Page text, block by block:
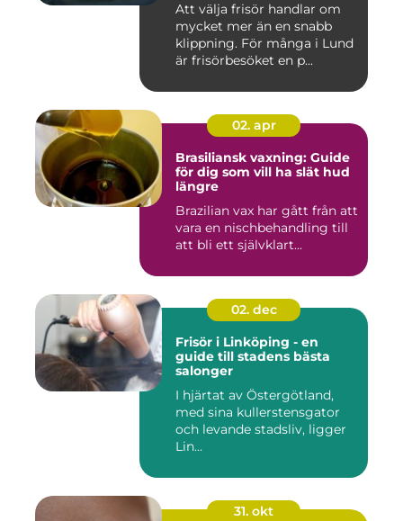
Att välja frisör handlar om
mycket mer än en snabb
klippning. För många i Lund
är frisörbesöket en p...
02. apr
Brasiliansk vaxning: Guide
för dig som vill ha slät hud
längre
Brazilian vax har gått från att
vara en nischbehandling till
att bli ett självklart...
02. dec
Frisör i Linköping - en
guide till stadens bästa
salonger
I hjärtat av Östergötland,
med sina kullerstensgator
och levande stadsliv, ligger
Lin...
31. okt